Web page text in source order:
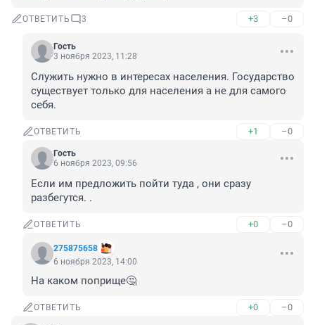
ОТВЕТИТЬ 3 +3 –0
Гость
3 ноября 2023, 11:28
Служить нужно в интересах населения. Государство
существует только для населения а не для самого
себя.
ОТВЕТИТЬ +1 –0
Гость
6 ноября 2023, 09:56
Если им предложить пойти туда , они сразу
разбегутся. .
ОТВЕТИТЬ +0 –0
275875658
6 ноября 2023, 14:00
На каком поприще🤔
ОТВЕТИТЬ +0 –0